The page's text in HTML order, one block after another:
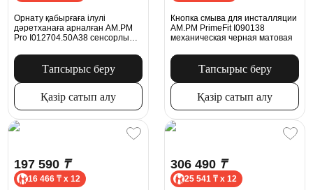
Орнату қабырғаға ілулі
дәретханаға арналған AM.PM
Pro I012704.50A38 сенсорлы
Тапсырыс беру
Қазір сатып алу
Кнопка смыва для инсталляции
AM.PM PrimeFit I090138
механическая черная матовая
Тапсырыс беру
Қазір сатып алу
197 590 ₸
16 466 ₸ x 12
306 490 ₸
25 541 ₸ x 12